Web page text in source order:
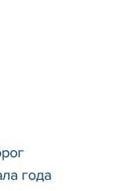
года